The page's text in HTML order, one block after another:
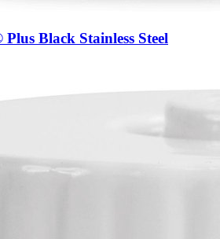
Black Stainless Steel